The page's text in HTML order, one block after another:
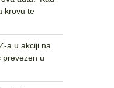
krovu te
a u akciji na
prevezen u